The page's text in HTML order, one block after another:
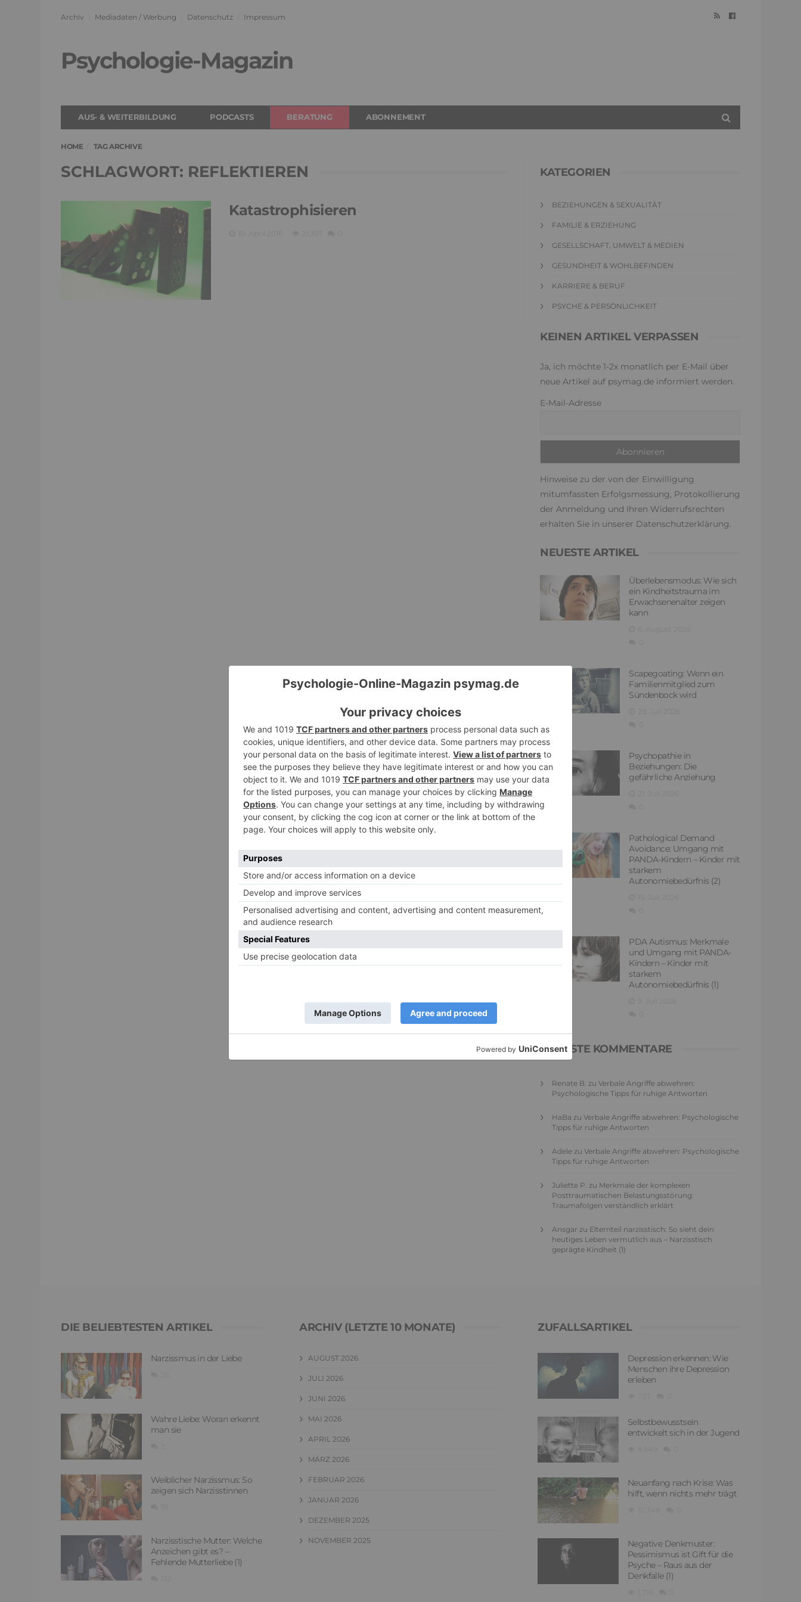
Archiv Mediadaten / Werbung Datenschutz Impressum
Psychologie-Magazin
AUS- & WEITERBILDUNG PODCASTS BERATUNG ABONNEMENT
HOME TAG ARCHIVE
SCHLAGWORT: REFLEKTIEREN
Katastrophisieren
KATEGORIEN
BEZIEHUNGEN & SEXUALITÄT
FAMILIE & ERZIEHUNG
GESELLSCHAFT, UMWELT & MEDIEN
GESUNDHEIT & WOHLBEFINDEN
KARRIERE & BERUF
PSYCHE & PERSÖNLICHKEIT
KEINEN ARTIKEL VERPASSEN
Ja, ich möchte 1-2x monatlich per E-Mail über
neue Artikel auf psymag.de informiert werden.
E-Mail-Adresse
Hinweise zu der von der Einwilligung
mitumfassten Erfolgsmessung, Protokollierung
der Anmeldung und Ihren Widerrufsrechten
erhalten Sie in unserer Datenschutzerklärung.
NEUESTE ARTIKEL
Überlebensmodus: Wie sich
ein Kindheitstrauma im
Erwachsenenalter zeigen
kann
Scapegoating: Wenn ein
Familienmitglied zum
Sündenbock wird
Psychopathie in
Beziehungen: Die
gefährliche Anziehung
Pathological Demand
Avoidance: Umgang mit
PANDA-Kindern – Kinder mit
starkem
Autonomiebedürfnis (2)
PDA Autismus: Merkmale
und Umgang mit PANDA-
Kindern – Kinder mit
starkem
Autonomiebedürfnis (1)
NEUESTE KOMMENTARE
Renate B. zu Verbale Angriffe abwehren:
Psychologische Tipps für ruhige Antworten
HaBa zu Verbale Angriffe abwehren: Psychologische
Tipps für ruhige Antworten
Adele zu Verbale Angriffe abwehren: Psychologische
Tipps für ruhige Antworten
Juliette P. zu Merkmale der komplexen
Posttraumatischen Belastungsstörung:
Traumafolgen verständlich erklärt
Ansgar zu Elternteil narzisstisch: So sieht dein
heutiges Leben vermutlich aus – Narzisstisch
geprägte Kindheit (1)
DIE BELIEBTESTEN ARTIKEL
Narzissmus in der Liebe
Wahre Liebe: Woran erkennt
man sie
Weiblicher Narzissmus: So
zeigen sich Narzisstinnen
Narzisstische Mutter: Welche
Anzeichen gibt es? –
Fehlende Mutterliebe (1)
ARCHIV (LETZTE 10 MONATE)
AUGUST 2026
JULI 2026
JUNI 2026
MAI 2026
APRIL 2026
MÄRZ 2026
FEBRUAR 2026
JANUAR 2026
DEZEMBER 2025
NOVEMBER 2025
ZUFALLSARTIKEL
Depression erkennen: Wie
Menschen ihre Depression
erleben
Selbstbewusstsein
entwickelt sich in der Jugend
Neuanfang nach Krise: Was
hilft, wenn nichts mehr trägt
Negative Denkmuster:
Pessimismus ist Gift für die
Psyche – Raus aus der
Denkfalle (1)